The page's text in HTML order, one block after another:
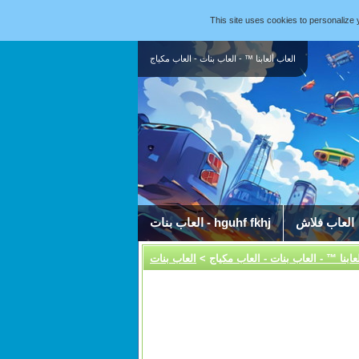
This site uses cookies to
العاب ألعابنا ™ - العاب بنات - العاب مكياج
العاب بنات - hguhf fkhj العاب فلاش
™ - العاب بنات - العاب مكياج >